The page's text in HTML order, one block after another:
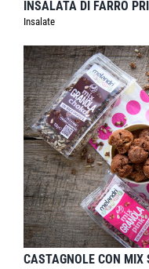
INSALATA DI FARRO
Insalate
CASTAGNOLE CON MIX